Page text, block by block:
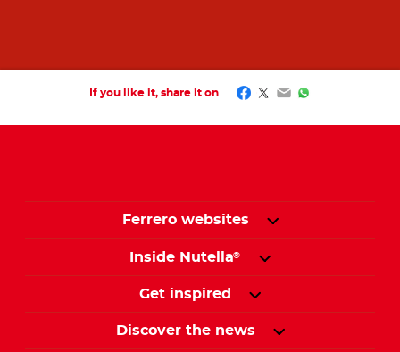
If you like it, share it on Facebook
Twitter
EmailWhatsApp
Ferrero websites
Inside Nutella®
Get inspired
Discover the news